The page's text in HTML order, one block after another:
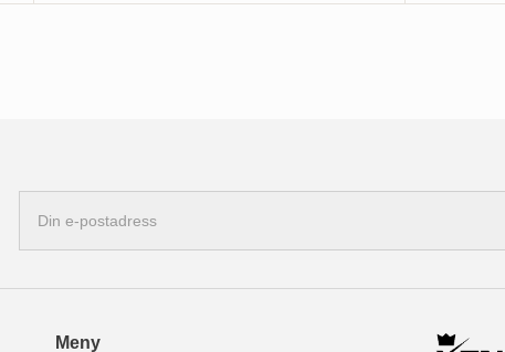
postadress
Meny